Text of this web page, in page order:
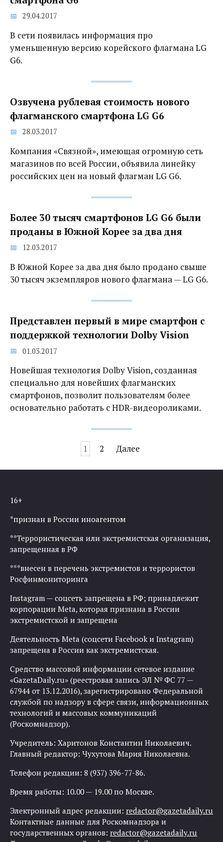
29.04.2017
В сети появилась информация про
уменьшенную версию корейского флагмана LG
G6.
Озвучена рублевая стоимость нового
флагманского смартфона LG G6
28.03.2017
Компания «Связной», имеющая огромную сеть
магазинов по всей России, объявила линейку
российских цен на новый флагман LG G6.
Более 30 тысяч смартфонов LG G6 были
проданы в Южной Корее за два дня
12.03.2017
В Южной Корее за два дня было продано свыше
30 тысяч экземпляров нового флагмана — LG G6.
Представлен первый в мире смартфон с
поддержкой технологии Dolby Vision
01.03.2017
Новейшая технология Dolby Vision, созданная
специально для новейших флагманских
смартфонов, позволит пользователям более
основательно работать с HDR-видеороликами.
записям
1 2 Далее
16+
*признан в России иноагентом
**Террористическая или экстремистская организация,
запрещенная в РФ
***внесен в перечень экстремистов и террористов
Росфинмониторинга
Instagram — соцсеть запрещена в РФ; принадлежит
корпорации Meta, которая признана в России
экстремистской и запрещена
Деятельность Meta (соцсети Facebook и Instagram)
запрещена в России как экстремистская.
Средство массовой информации сетевое издание
«GazetaDaily.ru» (реестровая запись ЭЛ № ФС 77 —
67944 от 13.12.2016), зарегистрировано Федеральной
службой по надзору в сфере связи, информационных
технологий и массовых коммуникаций
(Роскомнадзор).
Учредитель: Харитонов Константин Николаевич.
Главный редактор: Чухутова Мария Николаевна.
Телефон редакции: 8 (937) 396-77-86.
Время работы: 10.00 — 19.00 по Москве.
Электронный адрес редакции: redactor@gazetadaily.ru
Контактные данные для Роскомнадзора и
государственных органов: redactor@gazetadaily.ru